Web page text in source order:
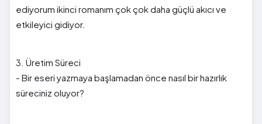
ediyorum ikinci romanım çok çok daha güçlü akıcı ve
etkileyici gidiyor.
3. Üretim Süreci
- Bir eseri yazmaya başlamadan önce nasıl bir hazırlık
süreciniz oluyor?